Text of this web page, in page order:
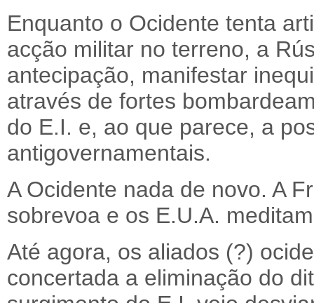
Enquanto o Ocidente tenta
acção militar no terreno, a
antecipação, manifestar
através de fortes
do E.I. e, ao que parece, a
antigovernamentais.
A Ocidente nada de novo. A
sobrevoa e os E.U.A.
Até agora, os aliados (?)
concertada a eliminação do